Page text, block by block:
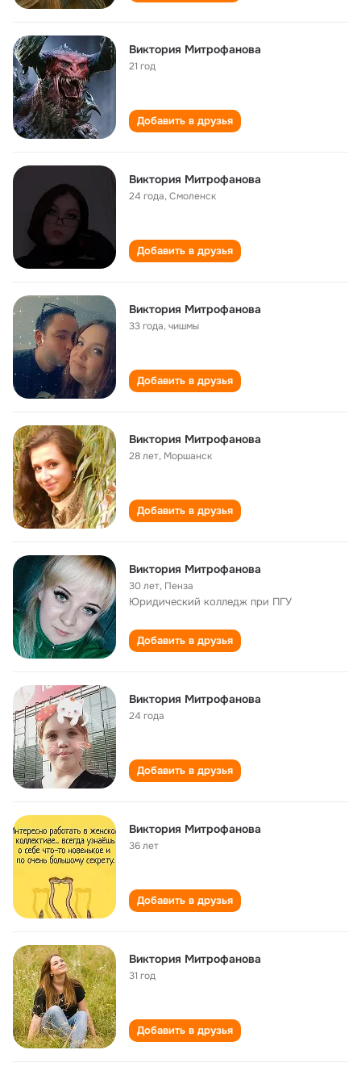
Виктория Митрофанова
21 год
Добавить в друзья
Виктория Митрофанова
24 года,Смоленск
Добавить в друзья
Виктория Митрофанова
33 года,чишмы
Добавить в друзья
Виктория Митрофанова
28 лет, Моршанск
Добавить в друзья
Виктория Митрофанова
30 лет, Пенза
Юридический колледж при ПГУ
Добавить в друзья
Виктория Митрофанова
24 года
Добавить в друзья
Виктория Митрофанова
36 лет
Добавить в друзья
Виктория Митрофанова
31 год
Добавить в друзья